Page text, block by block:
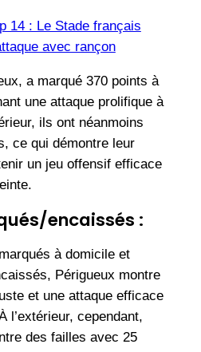
14 : Le Stade français
avec rançon
a marqué 370 points à
une attaque prolifique à
ils ont néanmoins
ce qui démontre leur
un jeu offensif efficace
encaissés :
à domicile et
Périgueux montre
et une attaque efficace
l’extérieur, cependant,
des failles avec 25